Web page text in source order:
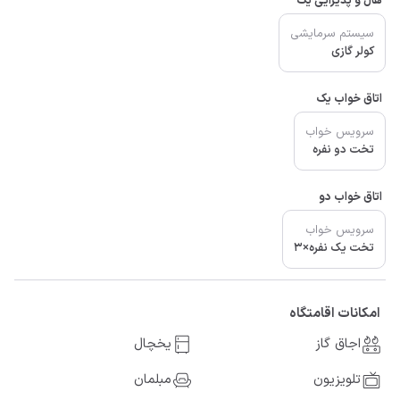
سیستم سرمایشی
کولر گازی
اتاق خواب یک
سرویس خواب
تخت دو نفره
اتاق خواب دو
سرویس خواب
تخت یک نفره×3
امکانات اقامتگاه
اجاق گاز
یخچال
تلویزیون
مبلمان